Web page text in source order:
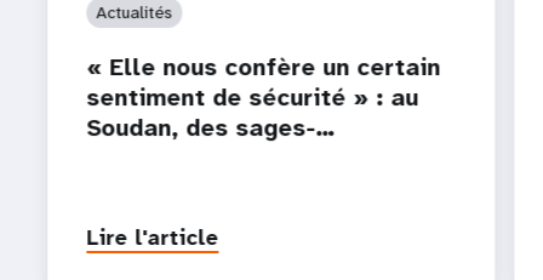
Actualités
« Elle nous confère un certain
sentiment de sécurité » : au
Soudan, des sages-…
Lire l'article